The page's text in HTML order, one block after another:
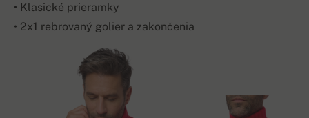
• Klasické prieramky
• 2x1 rebrovaný golier a zakončenia